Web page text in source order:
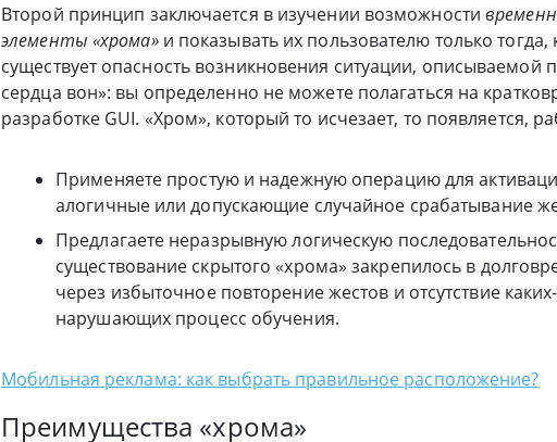
Второй принцип заключается в изучении возможности
элементы «хрома»и показывать их пользователю только
существует опасность возникновения ситуации, описываемой
сердца вон»: вы определенно не можете полагаться на
разработке GUI. «Хром», который то исчезает, то появляется,
Применяете простую и надежную операцию для
алогичные или допускающие случайное срабатывание
Предлагаете неразрывную логическую
существование скрытого «хрома» закрепилось в
через избыточное повторение жестов и отсутствие
нарушающих процесс обучения.
Мобильная реклама: как выбрать правильное расположение?
Преимущества «хрома»